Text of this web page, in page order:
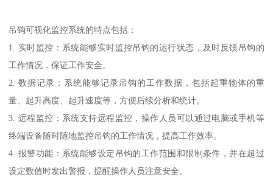
吊钩可视化监控系统的特点包括：
1. 实时监控：系统能够实时监控吊钩的运行状态，及时反馈吊钩的
工作情况，保证工作安全。
2. 数据记录：系统能够记录吊钩的工作数据，包括起重物体的重
量、起升高度、起升速度等，方便后续分析和统计。
3. 远程监控：系统支持远程监控，操作人员可以通过电脑或手机等
终端设备随时随地监控吊钩的工作情况，提高工作效率。
4. 报警功能：系统能够设定吊钩的工作范围和限制条件，并在超过
设定数值时发出警报，提醒操作人员注意安全。